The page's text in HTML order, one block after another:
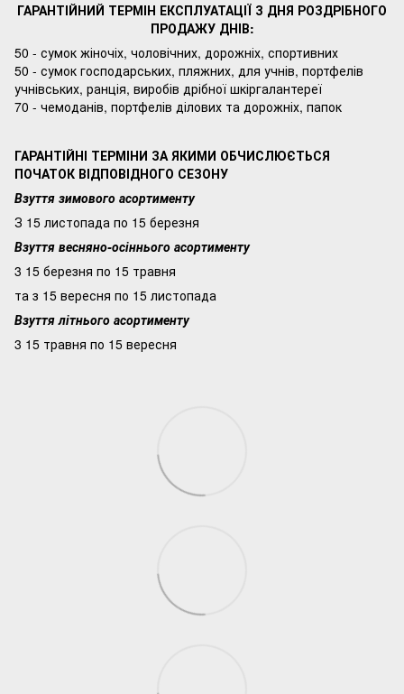
ГАРАНТІЙНИЙ ТЕРМІН ЕКСПЛУАТАЦІЇ З ДНЯ РОЗДРІБНОГО
ПРОДАЖУ ДНІВ:
50 - сумок жіночіх, чоловічних, дорожніх, спортивних
50 - сумок господарських, пляжних, для учнів, портфелів
учнівських, ранція, виробів дрібної шкіргалантереї
70 - чемоданів, портфелів ділових та дорожніх, папок
ГАРАНТІЙНІ ТЕРМІНИ ЗА ЯКИМИ ОБЧИСЛЮЄТЬСЯ
ПОЧАТОК ВІДПОВІДНОГО СЕЗОНУ
Взуття зимового асортименту
З 15 листопада по 15 березня
Взуття весняно-осіннього асортименту
3 15 березня по 15 травня
та з 15 вересня по 15 листопада
Взуття літнього асортименту
3 15 травня по 15 вересня